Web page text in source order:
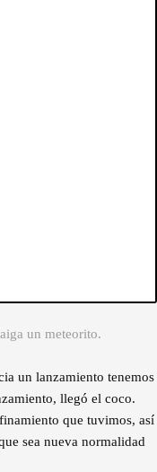
un meteorito.
un lanzamiento tenemos
llegó el coco.
que tuvimos, así
sea nueva normalidad